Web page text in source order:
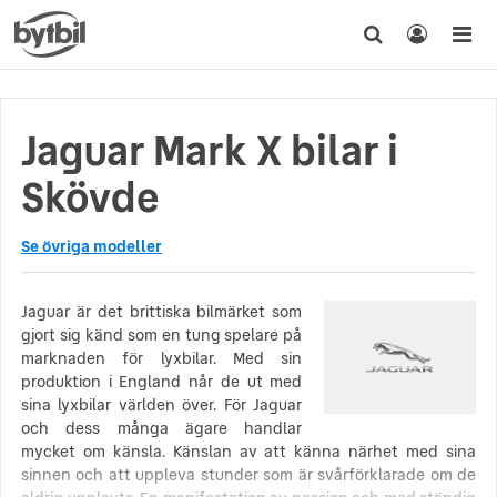
Jaguar Mark X bilar i
Skövde
Se övriga modeller
Jaguar är det brittiska bilmärket som
gjort sig känd som en tung spelare på
marknaden för lyxbilar. Med sin
produktion i England når de ut med
sina lyxbilar världen över. För Jaguar
och dess många ägare handlar
mycket om känsla. Känslan av att känna närhet med sina
sinnen och att uppleva stunder som är svårförklarade om de